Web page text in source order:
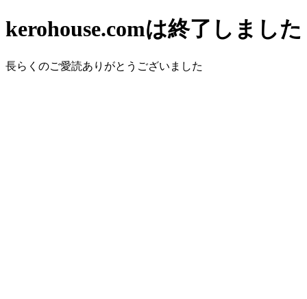
kerohouse.comは終了しました
長らくのご愛読ありがとうございました